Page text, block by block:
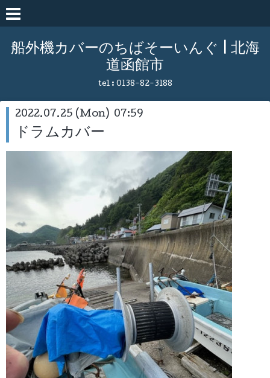
船外機カバーのちばそーいんぐ | 北海
道函館市
tel : 0138-82-3188
2022.07.25 (Mon) 07:59
ドラムカバー